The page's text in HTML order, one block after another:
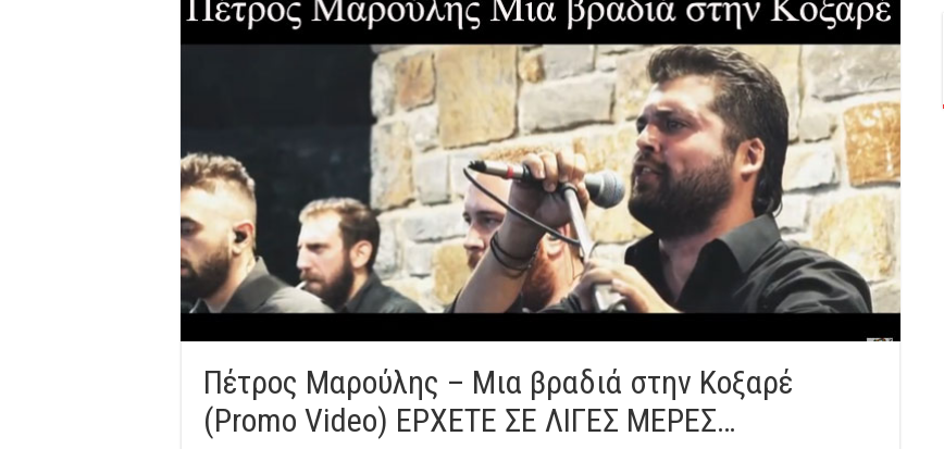
Πέτρος Μαρούλης – Μια βραδιά στην Κοξαρέ
(Promo Video) ΕΡΧΕΤΕ ΣΕ ΛΙΓΕΣ ΜΕΡΕΣ…